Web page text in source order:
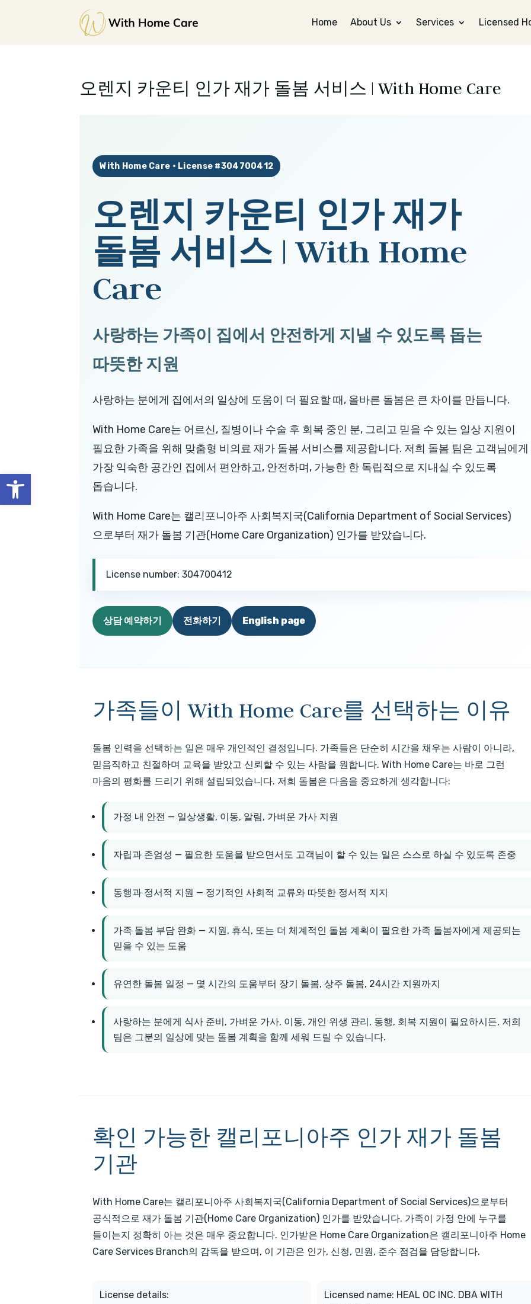
Open toolbar
Home About Us Services Licensed
오렌지 카운티 인가 재가 돌봄 서비스 | With Home Care
With Home Care · License #304700412
오렌지 카운티 인가 재가
돌봄 서비스 | With Home
Care
사랑하는 가족이 집에서 안전하게 지낼 수 있도록 돕는
따뜻한 지원
사랑하는 분에게 집에서의 일상에 도움이 더 필요할 때, 올바른 돌봄은 큰 차이를 만듭니다.
With Home Care는 어르신, 질병이나 수술 후 회복 중인 분, 그리고 믿을 수 있는 일상 지원이
필요한 가족을 위해 맞춤형 비의료 재가 돌봄 서비스를 제공합니다. 저희 돌봄 팀은 고객님에게
가장 익숙한 공간인 집에서 편안하고, 안전하며, 가능한 한 독립적으로 지내실 수 있도록
돕습니다.
With Home Care는 캘리포니아주 사회복지국(California Department of Social Services)
으로부터 재가 돌봄 기관(Home Care Organization) 인가를 받았습니다.
License number: 304700412
상담 예약하기 전화하기 English page
가족들이 With Home Care를 선택하는 이유
돌봄 인력을 선택하는 일은 매우 개인적인 결정입니다. 가족들은 단순히 시간을 채우는 사람이 아니라,
믿음직하고 친절하며 교육을 받았고 신뢰할 수 있는 사람을 원합니다. With Home Care는 바로 그런
마음의 평화를 드리기 위해 설립되었습니다. 저희 돌봄은 다음을 중요하게 생각합니다:
가정 내 안전 — 일상생활, 이동, 알림, 가벼운 가사 지원
자립과 존엄성 — 필요한 도움을 받으면서도 고객님이 할 수 있는 일은 스스로 하실 수 있도록 존중
동행과 정서적 지원 — 정기적인 사회적 교류와 따뜻한 정서적 지지
가족 돌봄 부담 완화 — 지원, 휴식, 또는 더 체계적인 돌봄 계획이 필요한 가족 돌봄자에게 제공되는
믿을 수 있는 도움
유연한 돌봄 일정 — 몇 시간의 도움부터 장기 돌봄, 상주 돌봄, 24시간 지원까지
사랑하는 분에게 식사 준비, 가벼운 가사, 이동, 개인 위생 관리, 동행, 회복 지원이 필요하시든, 저희
팀은 그분의 일상에 맞는 돌봄 계획을 함께 세워 드릴 수 있습니다.
확인 가능한 캘리포니아주 인가 재가 돌봄
기관
With Home Care는 캘리포니아주 사회복지국(California Department of Social Services)으로부터
공식적으로 재가 돌봄 기관(Home Care Organization) 인가를 받았습니다. 가족이 가정 안에 누구를
들이는지 정확히 아는 것은 매우 중요합니다. 인가받은 Home Care Organization은 캘리포니아주 Home
Care Services Branch의 감독을 받으며, 이 기관은 인가, 신청, 민원, 준수 점검을 담당합니다.
License details:
Licensed name: HEAL OC INC. DBA WITH